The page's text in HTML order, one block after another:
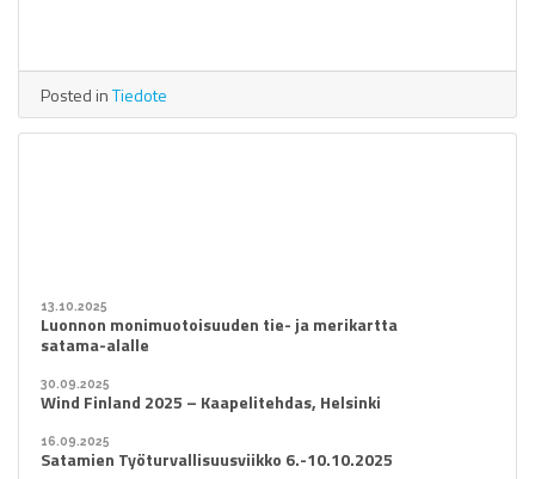
Posted inTiedote
13.10.2025
Luonnon monimuotoisuuden tie- ja merikartta
satama-alalle
30.09.2025
Wind Finland 2025 – Kaapelitehdas, Helsinki
16.09.2025
Satamien Työturvallisuusviikko 6.-10.10.2025